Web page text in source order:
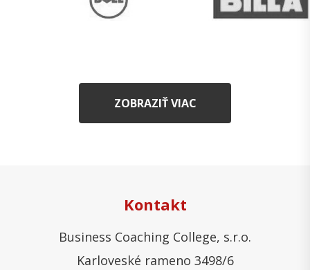
ZOBRAZIŤ VIAC
Kontakt
Business Coaching College, s.r.o.
Karloveské rameno 3498/6